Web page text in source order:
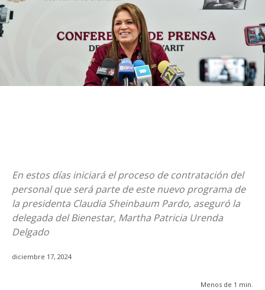
En estos días iniciará el proceso de contratación del
personal que será parte de este nuevo programa de
la presidenta Claudia Sheinbaum Pardo, aseguró la
delegada del Bienestar, Martha Patricia Urenda
Delgado
diciembre 17, 2024
Menos de 1 min.